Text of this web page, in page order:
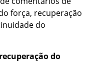
força, recuperação
do
do